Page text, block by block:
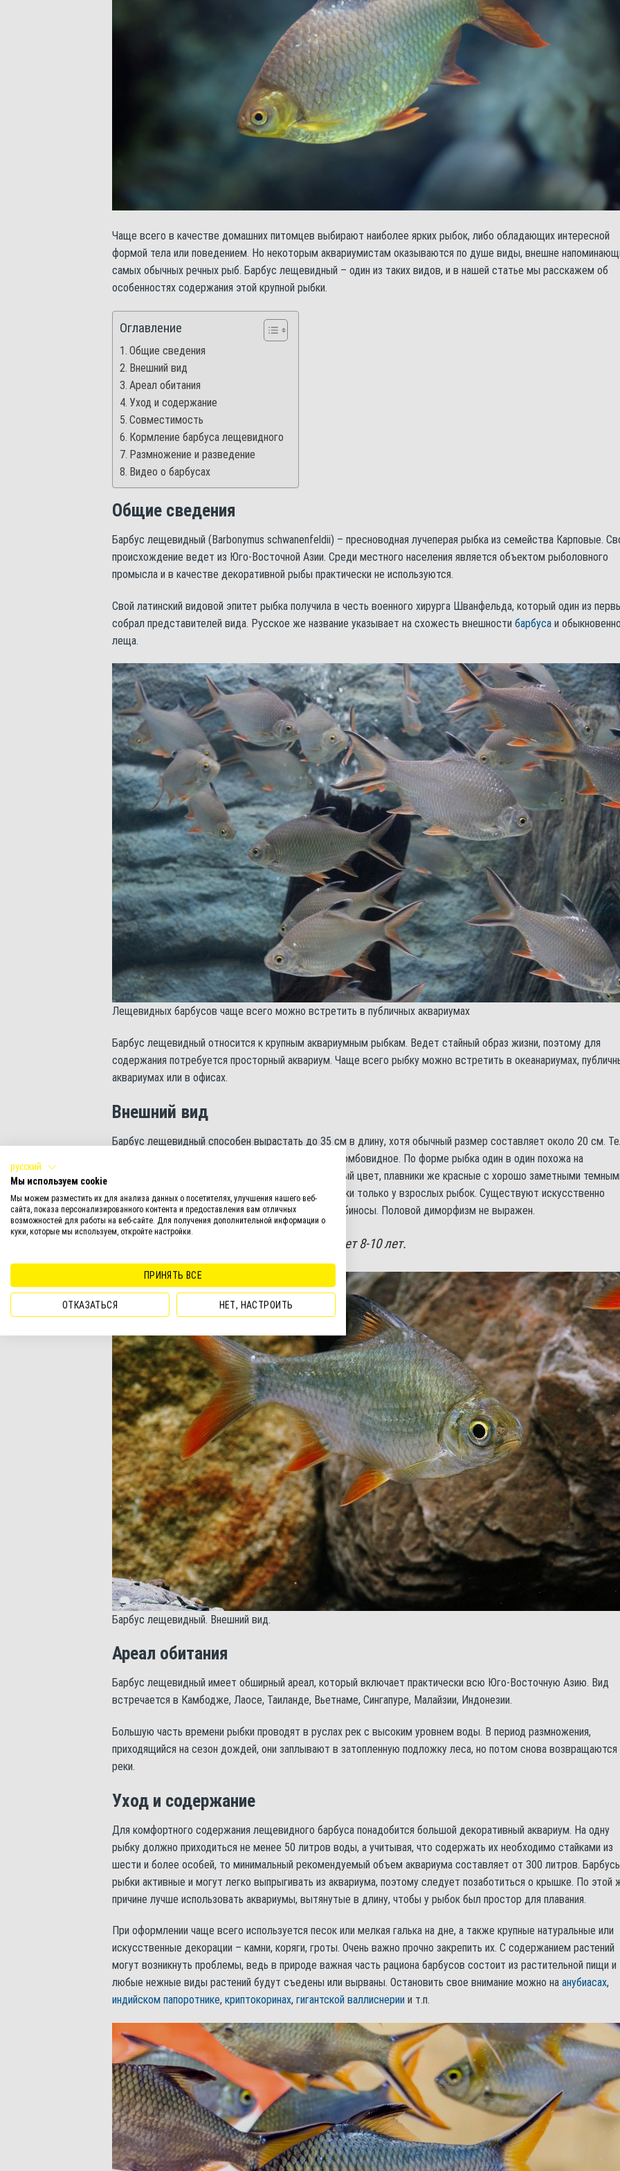
Чаще всего в качестве домашних питомцев выбирают наиболее ярких рыбок, либо обладающих интересной
формой тела или поведением. Но некоторым аквариумистам оказываются по душе виды, внешне
самых обычных речных рыб. Барбус лещевидный – один из таких видов, и в нашей статье мы расскажем об
особенностях содержания этой крупной рыбки.
Оглавление
Общие сведения
Внешний вид
Ареал обитания
Уход и содержание
Совместимость
Кормление барбуса лещевидного
Размножение и разведение
Видео о барбусах
Общие сведения
Барбус лещевидный (Barbonymus schwanenfeldii) – пресноводная лучеперая рыбка из семейства Карповые.
происхождение ведет из Юго-Восточной Азии. Среди местного населения является объектом рыболовного
промысла и в качестве декоративной рыбы практически не используются.
Свой латинский видовой эпитет рыбка получила в честь военного хирурга Шванфельда, который один из
собрал представителей вида. Русское же название указывает на схожесть внешности барбуса и
леща.
Лещевидных барбусов чаще всего можно встретить в публичных аквариумах
Барбус лещевидный относится к крупным аквариумным рыбкам. Ведет стайный образ жизни, поэтому для
содержания потребуется просторный аквариум. Чаще всего рыбку можно встретить в океанариумах,
аквариумах или в офисах.
Внешний вид
Барбус лещевидный способен вырастать до 35 см в длину, хотя обычный размер составляет около 20 см.
высокое, сильно уплощено с боков, практически ромбовидное. По форме рыбка один в один похожа на
обыкновенного леща. Тело окрашено в серебристый цвет, плавники же красные с хорошо заметными
полосками по краям. Правда окрашиваются плавники только у взрослых рыбок. Существуют искусственно
полученные формы – с золотистой окраской и альбиносы. Половой диморфизм не выражен.
Продолжительность жизни составляет 8-10 лет.
Барбус лещевидный. Внешний вид.
Ареал обитания
Барбус лещевидный имеет обширный ареал, который включает практически всю Юго-Восточную Азию. Вид
встречается в Камбодже, Лаосе, Таиланде, Вьетнаме, Сингапуре, Малайзии, Индонезии.
Большую часть времени рыбки проводят в руслах рек с высоким уровнем воды. В период размножения,
приходящийся на сезон дождей, они заплывают в затопленную подложку леса, но потом снова возвращаются
реки.
Уход и содержание
Для комфортного содержания лещевидного барбуса понадобится большой декоративный аквариум. На одну
рыбку должно приходиться не менее 50 литров воды, а учитывая, что содержать их необходимо стайками из
шести и более особей, то минимальный рекомендуемый объем аквариума составляет от 300 литров.
рыбки активные и могут легко выпрыгивать из аквариума, поэтому следует позаботиться о крышке. По этой
причине лучше использовать аквариумы, вытянутые в длину, чтобы у рыбок был простор для плавания.
При оформлении чаще всего используется песок или мелкая галька на дне, а также крупные натуральные или
искусственные декорации – камни, коряги, гроты. Очень важно прочно закрепить их. С содержанием растений
могут возникнуть проблемы, ведь в природе важная часть рациона барбусов состоит из растительной пищи и
любые нежные виды растений будут съедены или вырваны. Остановить свое внимание можно на анубиасах,
индийском папоротнике, криптокоринах, гигантской валлиснерии и т.п.
русский
Мы используем cookie
Мы можем разместить их для анализа данных о посетителях, улучшения нашего веб-
сайта, показа персонализированного контента и предоставления вам отличных
возможностей для работы на веб-сайте. Для получения дополнительной информации о
куки, которые мы используем, откройте настройки.
ПРИНЯТЬ ВСЕ
ОТКАЗАТЬСЯ НЕТ, НАСТРОИТЬ